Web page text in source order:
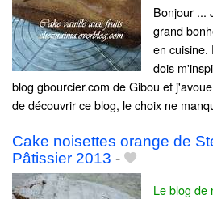
Bonjour ...
grand
en cuisine.
dois
blog gbourcier.com de Gibou et
de découvrir ce blog, le choix ne
Cake noisettes orange de
Pâtissier 2013 -
Le blog de